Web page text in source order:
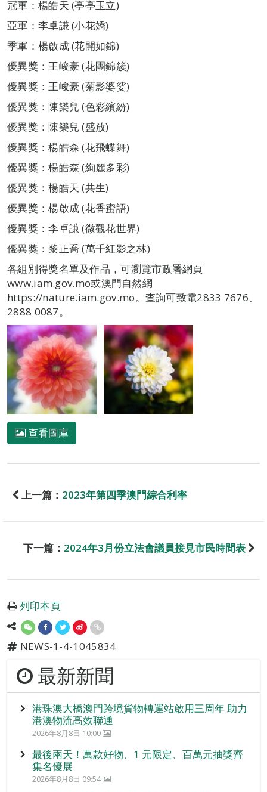
冠軍：楊皓天 (亭亭玉立)
亞軍：李卓謙 (小花嬌)
季軍：楊啟成 (花開如錦)
優異獎：王峻豪 (花團錦簇)
優異獎：王峻豪 (菊影婆娑)
優異獎：陳樂兒 (色彩繽紛)
優異獎：陳樂兒 (盛放)
優異獎：楊皓森 (花飛蝶舞)
優異獎：楊皓森 (絢麗多彩)
優異獎：楊皓天 (共生)
優異獎：楊啟成 (花香蜜語)
優異獎：李卓謙 (微觀花世界)
優異獎：黎正喬 (萬千紅影之林)
各組別得獎名單及作品，可瀏覽市政署網頁
www.iam.gov.mo或澳門自然網
https://nature.iam.gov.mo。查詢可致電2833 7676、
2888 0087。
查看圖庫
上一篇： 2023年第四季澳門綜合利率
下一篇： 2024年3月份立法會議員接見市民時間表
列印本頁
NEWS-1-4-1045834
最新新聞
港珠澳大橋澳門跨境貨物轉運站啟用三周年 助力
港澳物流高效聯通
2026年8月8日 10:00
最後兩天！萬款好物、1 元限定、百萬元抽獎齊
集名優展
2026年8月8日 09:54